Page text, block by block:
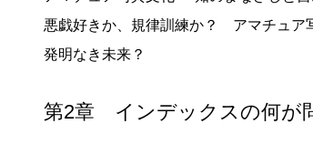
悪戯好きか、規律訓練か？ アマチュア
発明なき未来？
第2章 インデックスの何が